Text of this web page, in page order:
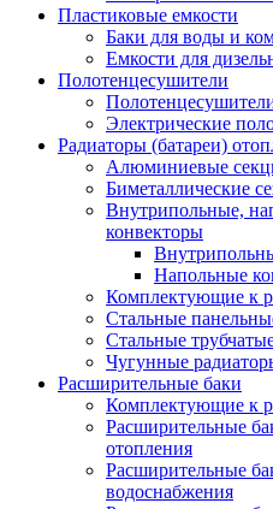
Пластиковые емкости
Баки для воды и
Емкости для
Полотенцесушители
Электрические
Радиаторы (батареи)
Алюминиевые
Биметаллические
Внутрипольные,
конвекторы
Напольные
Комплектующие к
Стальные
Стальные
Чугунные
Расширительные баки
Комплектующие к
Расширительные
отопления
Расширительные
водоснабжения